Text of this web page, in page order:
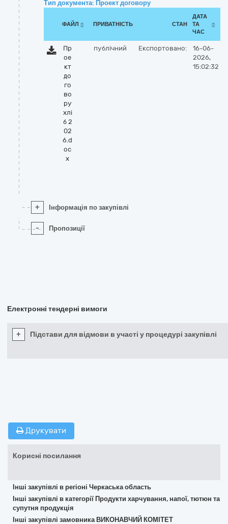
Тип документа: Проект договору
ФАЙЛ ПРИВАТНІСТЬ СТАН
ДАТА
ТА
ЧАС
Пр
ое
кт
до
го
во
ру
хлі
б 2
02
6.d
oc
x
публічний Експортовано:
16-06-
2026,
15:02:32
+ Інформація по закупівлі
- Пропозиції
Електронні тендерні вимоги
+ Підстави для відмови в участі у процедурі закупівлі
Друкувати
Корисні посилання
Інші закупівлі в регіоні Черкаська область
Інші закупівлі в категорії Продукти харчування, напої, тютюн та
супутня продукція
Інші закупівлі замовника ВИКОНАВЧИЙ КОМІТЕТ